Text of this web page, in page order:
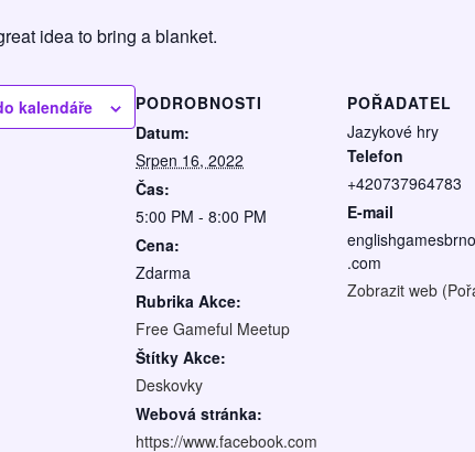
idea to bring a blanket.
kalendáře
PODROBNOSTI
Datum:
Srpen 16, 2022
Čas:
5:00 PM - 8:00 PM
Cena:
Zdarma
Rubrika Akce:
Free Gameful Meetup
Štítky Akce:
Deskovky
Webová stránka:
https://www.facebook.com
POŘADATEL
Jazykové hry
Telefon
+420737964783
E-mail
.com
Zobrazit web